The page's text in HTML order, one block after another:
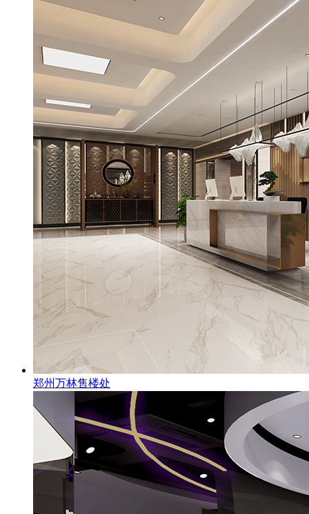
郑州万林售楼处